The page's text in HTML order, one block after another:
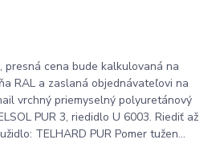
presná cena bude kalkulovaná na
RAL a zaslaná objednávateľovi na
vrchný priemyselný polyuretánový
PUR 3, riedidlo U 6003. Riediť až
TELHARD PUR Pomer tužen...